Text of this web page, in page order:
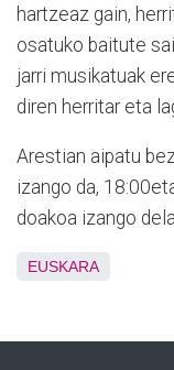
hartzeaz gain,
osatuko baitute
jarri musikatuak
diren herritar eta
Arestian aipatu
izango da,
doakoa izango
EUSKARA